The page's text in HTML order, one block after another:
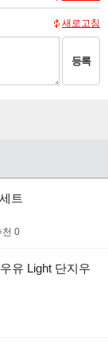
새로고침
등록
트
천 0
유 Light 단지우